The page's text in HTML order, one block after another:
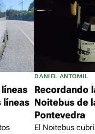
líneas
DANIEL ANTOMIL
Recordando
Noitebus de
Pontevedra
El Noitebus